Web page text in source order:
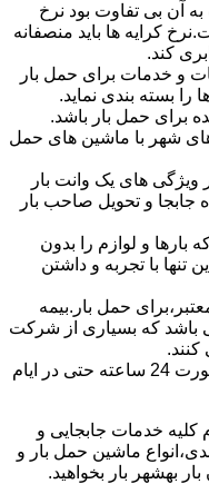
آن بی تفاوت بود نرخ
کرایه ها باید منصفانه
کند.
و خدمات برای حمل بار
را بسته بندی نماید.
برای حمل بار باشد.
شهر با ماشین های حمل
های یک وانت بار
جابجا و تحویل صاحب بار
بارها و لوازم را بدون
تنها با تجربه و داشتن
حمل بار.بیمه
باشد که بسیاری از شرکت
امکان فعالیت و انجام خدمات بصورت 24 ساعته حتی در ایام
خدمات جابجایی و
ماشین حمل بار و
بهشهر بار بخواهید.